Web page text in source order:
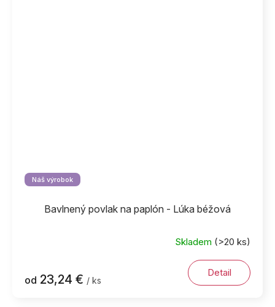
Náš výrobok
Bavlnený povlak na paplón - Lúka béžová
Skladem (>20 ks)
od 23,24 € / ks
Detail